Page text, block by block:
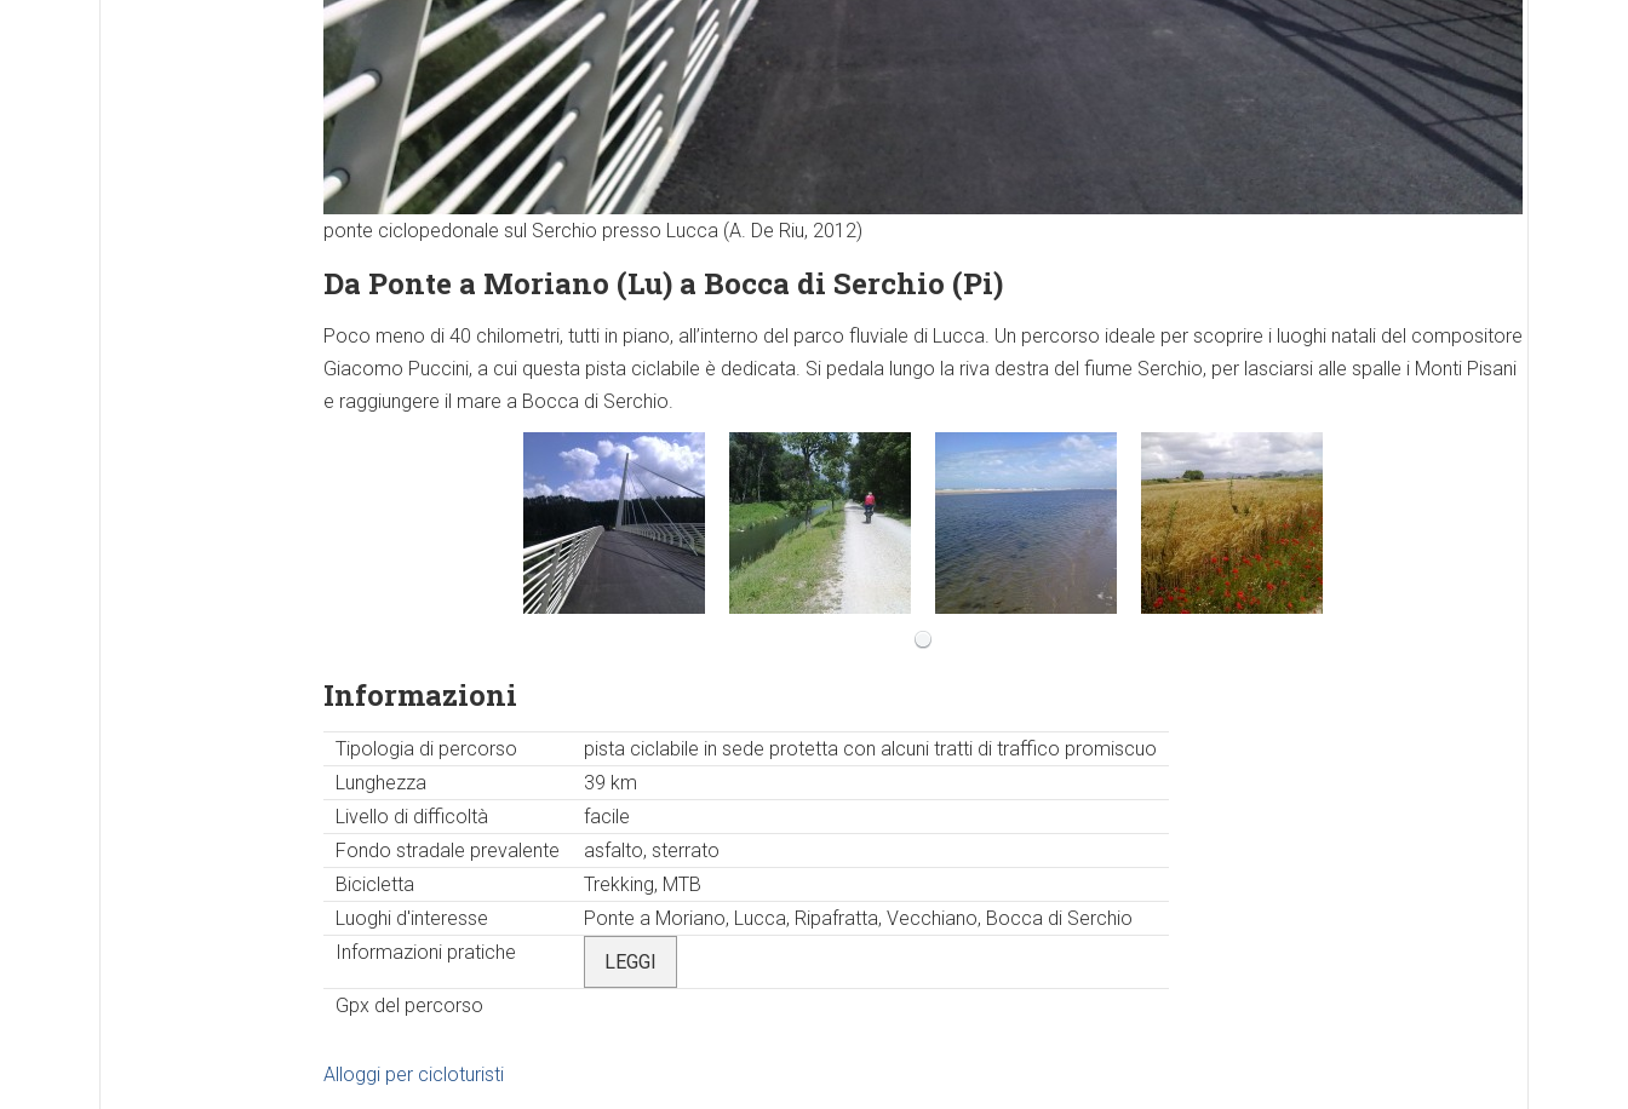
ponte ciclopedonale sul Serchio presso Lucca (A. De Riu, 2012)
Da Ponte a Moriano (Lu) a Bocca di Serchio (Pi)
Poco meno di 40 chilometri, tutti in piano, all’interno del parco fluviale di Lucca. Un percorso ideale per scoprire i luoghi natali del compositore
Giacomo Puccini, a cui questa pista ciclabile è dedicata. Si pedala lungo la riva destra del fiume Serchio, per lasciarsi alle spalle i Monti Pisani
e raggiungere il mare a Bocca di Serchio.
Informazioni
Tipologia di percorso
pista ciclabile in sede protetta con alcuni tratti di traffico promiscuo
Lunghezza
39 km
Livello di difficoltà
facile
Fondo stradale prevalente
asfalto, sterrato
Bicicletta
Trekking, MTB
Luoghi d'interesse
Ponte a Moriano, Lucca, Ripafratta, Vecchiano, Bocca di Serchio
Informazioni pratiche
LEGGI
Gpx del percorso
Alloggi per cicloturisti